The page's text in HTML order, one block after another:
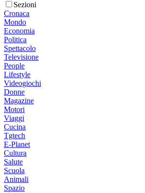
Sezioni
Cronaca
Mondo
Economia
Politica
Spettacolo
Televisione
People
Lifestyle
Videogiochi
Donne
Magazine
Motori
Viaggi
Cucina
Tgtech
E-Planet
Cultura
Salute
Scuola
Animali
Spazio